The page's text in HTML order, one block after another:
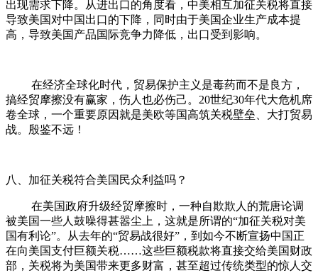
出现需求下降。从进出口的角度看，中美相互加征关税将直接
导致美国对中国出口的下降，同时由于美国企业生产成本提
高，导致美国产品国际竞争力降低，出口受到影响。
在经济全球化时代，贸易保护主义是毒药而不是良方，
搞经贸摩擦没有赢家，伤人也必伤己。20世纪30年代大危机席
卷全球，一个重要原因就是美欧等国高筑关税壁垒、大打贸易
战。殷鉴不远！
八、加征关税符合美国民众利益吗？
在美国政府升级经贸摩擦时，一种自欺欺人的荒唐论调
被美国一些人鼓噪得甚嚣尘上，这就是所谓的“加征关税对美
国有利论”。从去年的“贸易战很好”，到如今不断宣扬中国正
在向美国支付巨额关税……这些巨额税款将直接交给美国财政
部，关税将为美国带来更多财富，甚至超过传统类型的惊人交